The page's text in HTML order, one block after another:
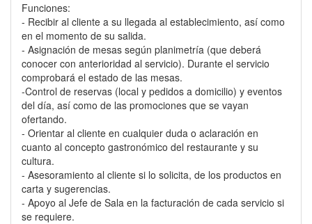
Funciones:
- Recibir al cliente a su llegada al establecimiento, así como
en el momento de su salida.
- Asignación de mesas según planimetría (que deberá
conocer con anterioridad al servicio). Durante el servicio
comprobará el estado de las mesas.
-Control de reservas (local y pedidos a domicilio) y eventos
del día, así como de las promociones que se vayan
ofertando.
- Orientar al cliente en cualquier duda o aclaración en
cuanto al concepto gastronómico del restaurante y su
cultura.
- Asesoramiento al cliente si lo solicita, de los productos en
carta y sugerencias.
- Apoyo al Jefe de Sala en la facturación de cada servicio si
se requiere.